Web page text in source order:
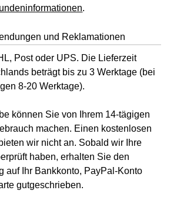
.
und Reklamationen
Post oder UPS. Die Lieferzeit
beträgt bis zu 3 Werktage (bei
8-20 Werktage).
können Sie von Ihrem 14-tägigen
machen. Einen kostenlosen
wir nicht an. Sobald wir Ihre
haben, erhalten Sie den
auf Ihr Bankkonto, PayPal-Konto
gutgeschrieben.